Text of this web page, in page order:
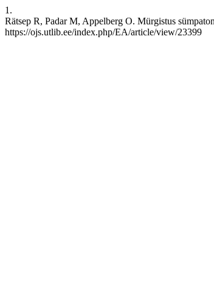
1.
Rätsep R, Padar M, Appelberg O. Mürgistus
https://ojs.utlib.ee/index.php/EA/article/view/23399